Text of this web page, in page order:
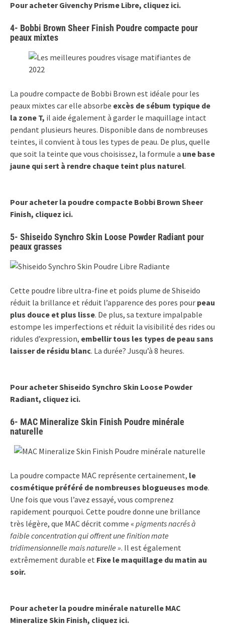
Pour acheter Givenchy Prisme Libre, cliquez ici.
4- Bobbi Brown Sheer Finish Poudre compacte pour
peaux mixtes
La poudre compacte de Bobbi Brown est idéale pour les
peaux mixtes car elle absorbe excès de sébum typique de
la zone T, il aide également à garder le maquillage intact
pendant plusieurs heures. Disponible dans de nombreuses
teintes, il convient à tous les types de peau. De plus, quelle
que soit la teinte que vous choisissez, la formule a une base
jaune qui sert à rendre chaque teint plus naturel.
Pour acheter la poudre compacte Bobbi Brown Sheer
Finish, cliquez ici.
5- Shiseido Synchro Skin Loose Powder Radiant pour
peaux grasses
Cette poudre libre ultra-fine et poids plume de Shiseido
réduit la brillance et réduit l’apparence des pores pour peau
plus douce et plus lisse. De plus, sa texture impalpable
estompe les imperfections et réduit la visibilité des rides ou
ridules d’expression, embellir tous les types de peau sans
laisser de résidu blanc. La durée? Jusqu’à 8 heures.
Pour acheter Shiseido Synchro Skin Loose Powder
Radiant, cliquez ici.
6- MAC Mineralize Skin Finish Poudre minérale
naturelle
La poudre compacte MAC représente certainement, le
cosmétique préféré de nombreuses blogueuses mode.
Une fois que vous l’avez essayé, vous comprenez
rapidement pourquoi. Cette poudre donne une brillance
très légère, que MAC décrit comme « pigments nacrés à
faible concentration qui offrent une finition mate
tridimensionnelle mais naturelle ». Il est également
extrêmement durable et Fixe le maquillage du matin au
soir.
Pour acheter la poudre minérale naturelle MAC
Mineralize Skin Finish, cliquez ici.